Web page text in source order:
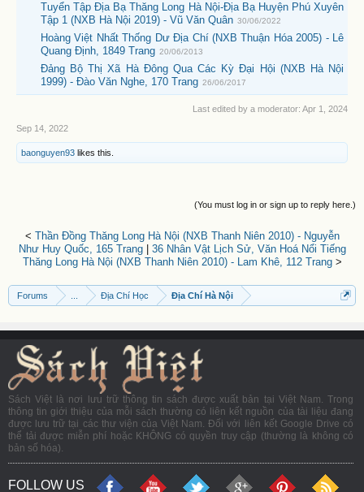
Tuyển Tập Địa Bạ Thăng Long Hà Nội-Địa Bạ Huyện Phú Xuyên
Tập 1 (NXB Hà Nội 2019) - Vũ Văn Quân 30/06/2022
Hoàng Việt Nhất Thống Dư Địa Chí (NXB Thuận Hóa 2005) - Lê
Quang Định, 1849 Trang 20/06/2013
Đảng Bộ Thị Xã Hà Đông Qua Các Kỳ Đại Hội (NXB Hà Nội
1999) - Đào Văn Nghe, 170 Trang 26/06/2017
Last edited by a moderator: Apr 1, 2024
Sep 14, 2022
baonguyen93 likes this.
(You must log in or sign up to reply here.)
< Thần Đồng Thăng Long Hà Nội (NXB Thanh Niên 2010) - Nguyễn
Như Huy Quốc, 165 Trang| 36 Nhân Vật Lịch Sử, Văn Hoá Nổi Tiếng
Thăng Long Hà Nội (NXB Thanh Niên 2010) - Lam Khê, 112 Trang>
Forums Địa Chí Học Địa Chí Hà Nội
Sách Việt là nơi lưu trữ thông tin sách được xuất bản tại Việt Nam. Trong
thông tin giới thiệu của mỗi sách thường có liên kết nguồn của tài liệu đang
được lưu trữ tại các thư viện của Việt Nam. Đối với liên kết Google Drive có
thể tải được miễn phí hoặc KHÔNG có quyền truy cập (thường là không có
bản số hóa).
FOLLOW US